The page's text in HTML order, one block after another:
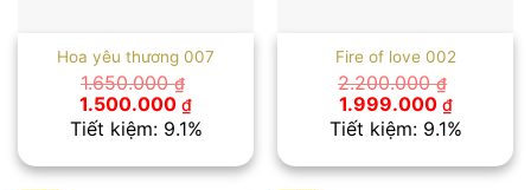
Hoa yêu thương 007
1.650.000₫
Giá
gốc
là:
1.500.000 ₫Giá
hiện
tại
1.500.000 ₫.
Tiết kiệm: 9.1%
Fire of love 002
2.200.000₫
Giá
gốc
là:
1.999.000 ₫Giá
hiện
tại
Tiết kiệm: 9.1%